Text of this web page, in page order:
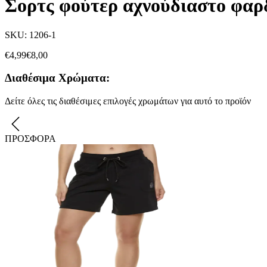
Σορτς φούτερ αχνούδιαστο
SKU: 1206-1
€4,99€8,00
Διαθέσιμα Χρώματα:
Δείτε όλες τις διαθέσιμες επιλογές χρωμάτων για αυτό το προϊόν
ΠΡΟΣΦΟΡΑ